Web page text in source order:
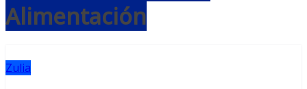
Alimentación
Zulia